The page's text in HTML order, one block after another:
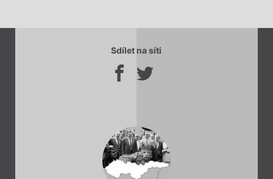
Sdílet na síti